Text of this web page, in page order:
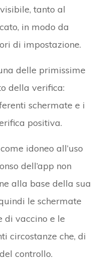
tanto al
in modo da
di impostazione.
delle primissime
della verifica:
schermate e i
positiva.
idoneo all’uso
dell’app non
alla base della sua
le schermate
di vaccino e le
circostanze che, di
controllo.